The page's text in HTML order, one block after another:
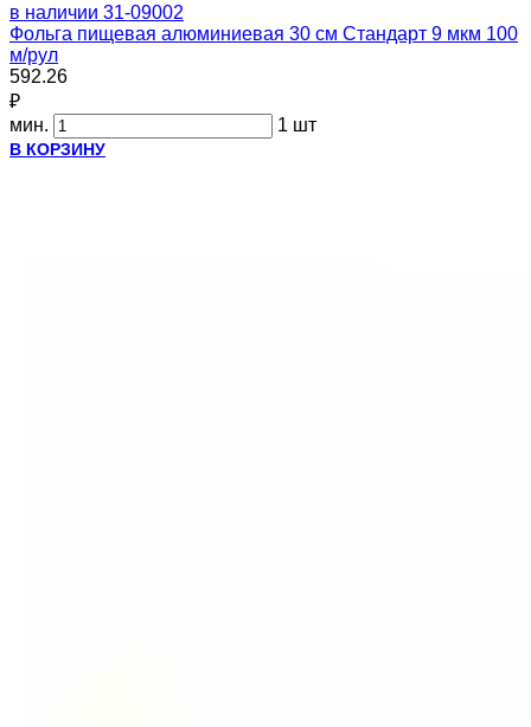
в наличии 31-09002
Фольга пищевая алюминиевая 30 см Стандарт 9 мкм 100
м/рул
592.26
₽
мин.
1 шт
В КОРЗИНУ